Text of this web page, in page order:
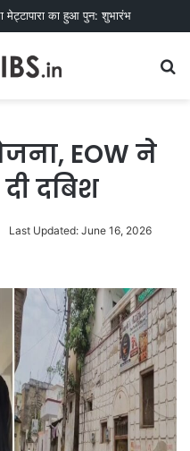
मेट्टापारा का हुआ पुन: शुभारंभ
EOW ने
दबिश
Last Updated: June 16, 2026